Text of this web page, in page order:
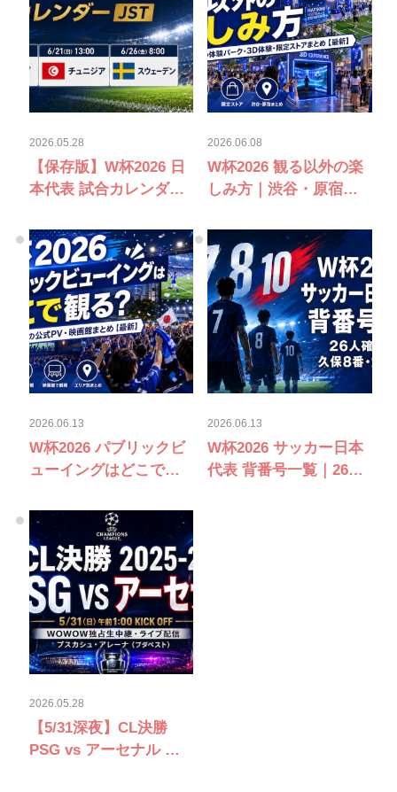
2026.05.28
【保存版】W杯2026 日
本代表 試合カレンダー
ジア・スウェーデン戦
2026.06.08
W杯2026 観る以外の楽
しみ方｜渋谷・原宿の
体験・限定ストアまと
め【最新】
2026.06.13
W杯2026 パブリックビ
ューイングはどこで観
PV・映画館まとめ【最
新】
2026.06.13
W杯2026 サッカー日本
代表 背番号一覧｜26人
2026.05.28
【5/31深夜】CL決勝
PSG vs アーセナル 完